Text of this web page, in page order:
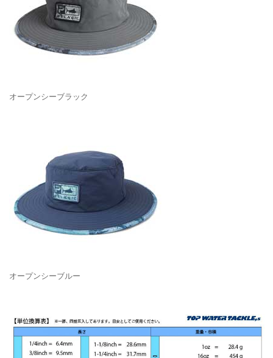
オープンシーブラック
オープンシーブルー